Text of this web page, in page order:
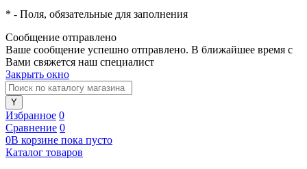
* - Поля, обязательные для заполнения
Сообщение отправлено
Ваше сообщение успешно отправлено. В ближайшее время с
Вами свяжется наш специалист
Закрыть окно
Избранное 0
Сравнение 0
0В корзине пока пусто
Каталог товаров